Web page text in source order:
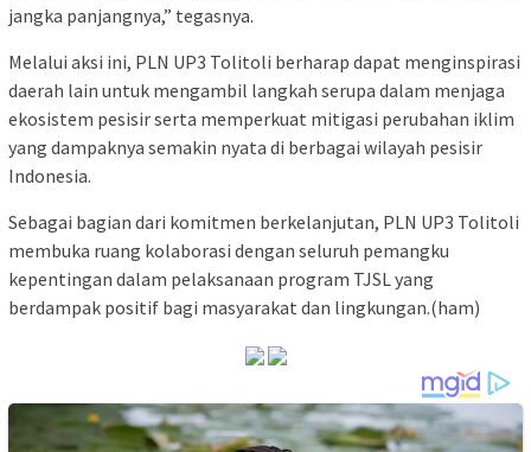
jangka panjangnya,” tegasnya.
Melalui aksi ini, PLN UP3 Tolitoli berharap dapat menginspirasi
daerah lain untuk mengambil langkah serupa dalam menjaga
ekosistem pesisir serta memperkuat mitigasi perubahan iklim
yang dampaknya semakin nyata di berbagai wilayah pesisir
Indonesia.
Sebagai bagian dari komitmen berkelanjutan, PLN UP3 Tolitoli
membuka ruang kolaborasi dengan seluruh pemangku
kepentingan dalam pelaksanaan program TJSL yang
berdampak positif bagi masyarakat dan lingkungan.(ham)